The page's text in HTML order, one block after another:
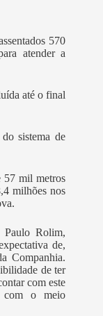
570
atender a
até o final
sistema de
57 mil metros
milhões nos
Rolim,
de,
Companhia.
de ter
com este
com o meio